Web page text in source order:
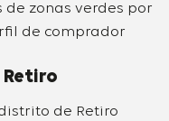
zonas verdes por
de comprador
Retiro
de Retiro